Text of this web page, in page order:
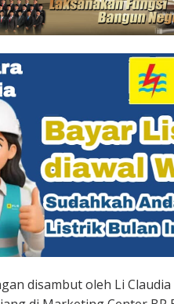
disambut oleh Li Claudia